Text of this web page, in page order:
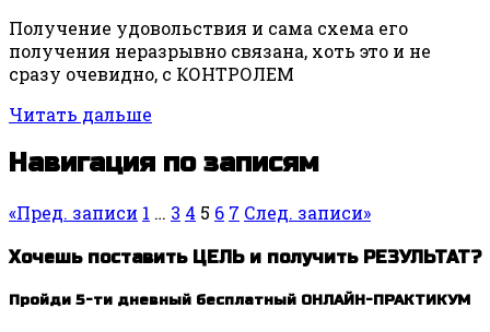
Получение удовольствия и сама схема его
получения неразрывно связана, хоть это и не
сразу очевидно, с КОНТРОЛЕМ
Читать дальше
Навигация по записям
«Пред. записи 1 … 3 4 5 6 7 След. записи»
Хочешь поставить ЦЕЛЬ и получить РЕЗУЛЬТАТ?
Пройди 5-ти дневный бесплатный ОНЛАЙН-ПРАКТИКУМ